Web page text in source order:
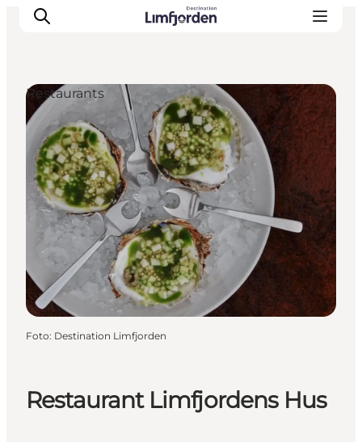
Restaurant Limfjordens Hus
Restaurants
Foto: Destination Limfjorden